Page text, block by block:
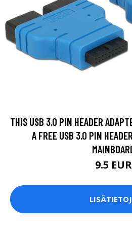
THIS USB 3.0 PIN HEADER
A FREE USB 3.0 PIN
9.5 EUR